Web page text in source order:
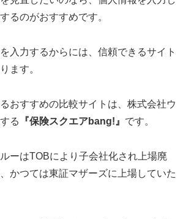
るのがおすすめです。
入力するからには、信頼できるサイト
ます。
おすすめの比較サイトは、株式会社ウ
る
『保険スクエアbang!』 です。
ーはTOBにより子会社化され上場廃
かつては東証マザーズに上場していた